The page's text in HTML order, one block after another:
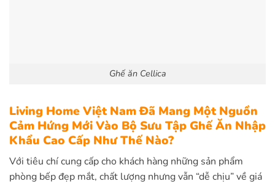
Ghế ăn Cellica
Living Home Việt Nam Đã Mang Một Nguồn
Cảm Hứng Mới Vào Bộ Sưu Tập Ghế Ăn Nhập
Khẩu Cao Cấp Như Thế Nào?
Với tiêu chí cung cấp cho khách hàng những sản phẩm
phòng bếp đẹp mắt, chất lượng nhưng vẫn “dễ chịu” về giá